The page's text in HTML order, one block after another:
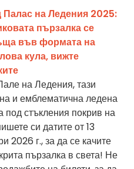
Палас на Ледения 2025:
пързалка се
във формата на
кула, вижте
на Ледения, тази
и емблематична ледена
под стъкления покрив на
си датите от 13
2026 г., за да се качите
пързалка в света! Не